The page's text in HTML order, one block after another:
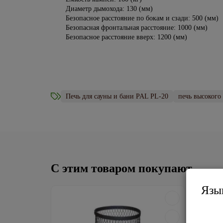
Диаметр дымохода: 130 (мм)
Безопасное расстояние по бокам и сзади: 500 (мм)
Безопасная фронтальная расстояние: 1000 (мм)
Безопасное расстояние вверх: 1200 (мм)
Печь для сауны и бани PAL PL-20 печь высокого
С этим товаром покупают